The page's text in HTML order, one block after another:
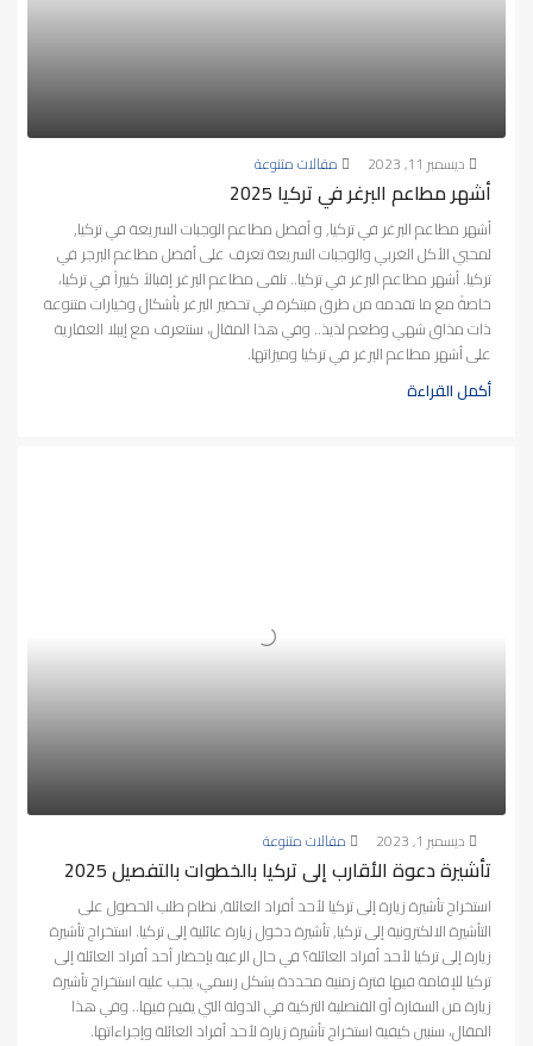
ديسمبر 11, 2023 مقالات متنوعة
أشهر مطاعم البرغر في تركيا 2025
أشهر مطاعم البرغر في تركيا, و أفضل مطاعم الوجبات السريعة في تركيا,
لمحبي الأكل الغربي والوجبات السريعة تعرف على أفضل مطاعم البرجر في
تركيا. أشهر مطاعم البرغر في تركيا.. تلقى مطاعم البرغر إقبالاً كبيراً في تركيا،
خاصةً مع ما تقدمه من طرق مبتكرة في تحضير البرغر بأشكال وخيارات متنوعة
ذات مذاق شهي وطعم لذيذ.. وفي هذا المقال، سنتعرف مع إيبلا العقارية
على أشهر مطاعم البرغر في تركيا وميزاتها.
أكمل القراءة
ديسمبر 1, 2023 مقالات متنوعة
تأشيرة دعوة الأقارب إلى تركيا بالخطوات بالتفصيل 2025
استخراج تأشيرة زيارة إلى تركيا لأحد أفراد العائلة, نظام طلب الحصول على
التأشيرة الالكترونية إلى تركيا, تأشيرة دخول زيارة عائلية إلى تركيا. استخراج تأشيرة
زيارة إلى تركيا لأحد أفراد العائلة؟ في حال الرغبة بإحضار أحد أفراد العائلة إلى
تركيا للإقامة فيها فترة زمنية محددة بشكل رسمي، يجب عليه استخراج تأشيرة
زيارة من السفارة أو القنصلية التركية في الدولة التي يقيم فيها.. وفي هذا
المقال، سنبين كيفية استخراج تأشيرة زيارة لأحد أفراد العائلة وإجراءاتها.